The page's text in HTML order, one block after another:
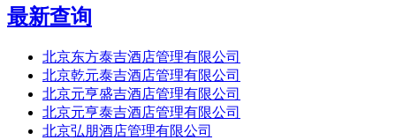
最新查询
北京东方泰吉酒店管理有限公司
北京乾元泰吉酒店管理有限公司
北京元亨盛吉酒店管理有限公司
北京元亨泰吉酒店管理有限公司
北京弘朋酒店管理有限公司